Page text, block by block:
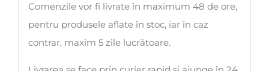
Comenzile vor fi livrate în maximum 48 de ore,
pentru produsele aflate în stoc, iar în caz
contrar, maxim 5 zile lucrătoare.